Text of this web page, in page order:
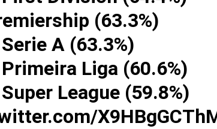
(63.3%)
A (63.3%)
Liga (60.6%)
League (59.8%)